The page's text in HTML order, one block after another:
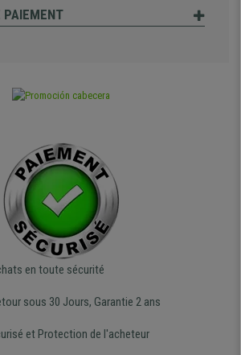
PAIEMENT
en toute sécurité
sous 30 Jours, Garantie 2 ans
et Protection de l'acheteur